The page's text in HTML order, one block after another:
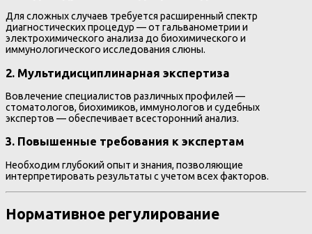
Для сложных случаев требуется расширенный спектр
диагностических процедур — от гальванометрии и
электрохимического анализа до биохимического и
иммунологического исследования слюны.
2. Мультидисциплинарная экспертиза
Вовлечение специалистов различных профилей —
стоматологов, биохимиков, иммунологов и судебных
экспертов — обеспечивает всесторонний анализ.
3. Повышенные требования к экспертам
Необходим глубокий опыт и знания, позволяющие
интерпретировать результаты с учетом всех факторов.
Нормативное регулирование